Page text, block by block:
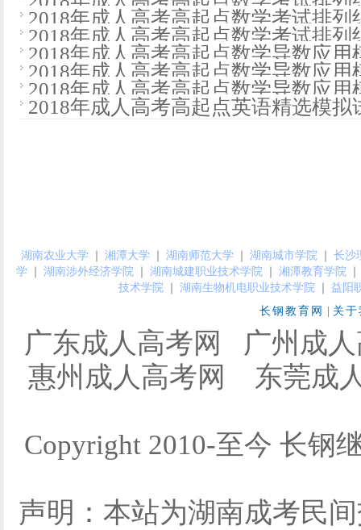
2018年成人高考高起点数学考试排列
2018年成人高考高起点数学考试排列
2018年成人高考高起点数学导数应用
2018年成人高考高起点数学导数应用
2018年成人高考高起点数学导数应用
2018年成人高考高起点英语精选模拟
湖南农业大学 湘潭大学 湖南师范大学 湖南城市学院
长沙
学
湖南涉外经济学院 湖南城建职业技术学院 湘潭教育学院
技术学院
湖南生物机电职业技术学院
益阳
长钢教育网
关
广东成人高考网
广州成
惠州成人高考网
东莞成
Copyright 2010-至今 长钢
声明：本站为湖南成考民